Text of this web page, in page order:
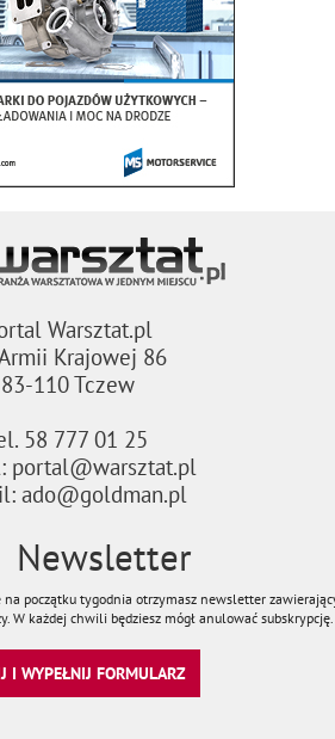
Warsztat.pl
Krajowej 86
83-110 Tczew
58 777 01 25
portal@warsztat.pl
ado@goldman.pl
Newsletter
początku tygodnia otrzymasz newsletter
W każdej chwili będziesz mógł anulować subskrypcję.
I WYPEŁNIJ FORMULARZ